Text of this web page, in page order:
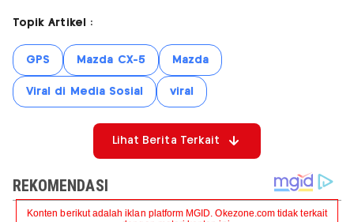
Topik Artikel :
GPS Mazda CX-5 Mazda
Viral di Media Sosial viral
Lihat Berita Terkait